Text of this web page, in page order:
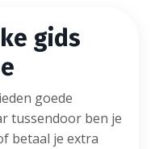
gids
goede
tussendoor ben je
betaal je extra